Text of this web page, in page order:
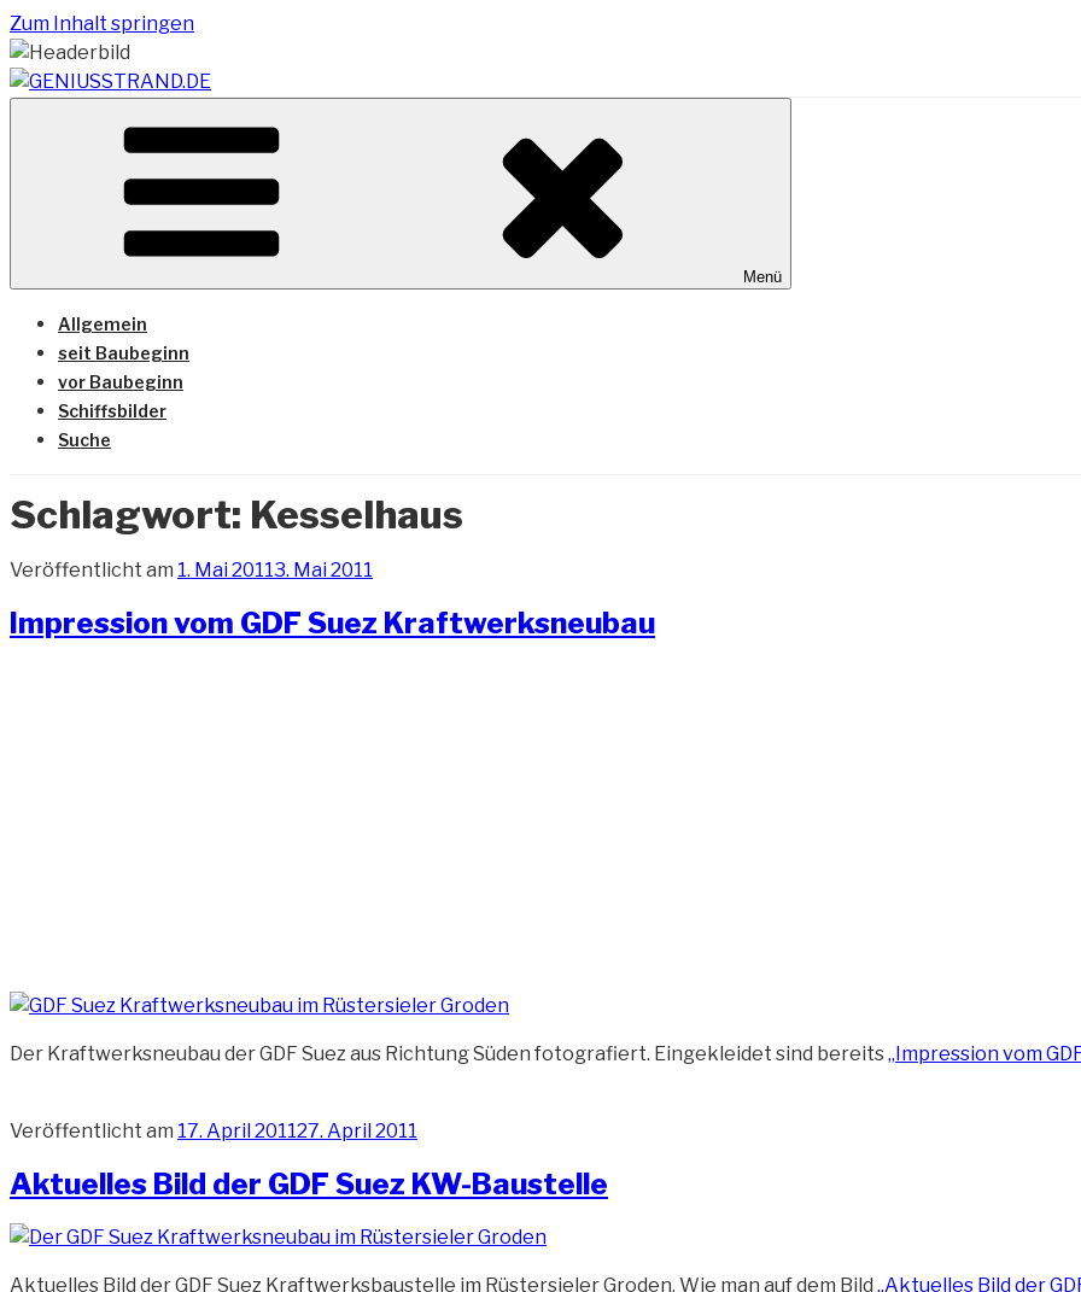
Zum Inhalt springen
GENIUSSTRAND.DE
Vom Geniusstrand zum JadeWeserPort/Container Terminal Wilhelmshaven
Menü
Allgemein
seit Baubeginn
vor Baubeginn
Schiffsbilder
Suche
Schlagwort: Kesselhaus
Veröffentlicht am 1. Mai 20113. Mai 2011
Impression vom GDF Suez Kraftwerksneubau
Der Kraftwerksneubau der GDF Suez aus Richtung Süden fotografiert. Eingekleidet sind bereits„Impression vom
Veröffentlicht am 17. April 201127. April 2011
Aktuelles Bild der GDF Suez KW-Baustelle
Aktuelles Bild der GDF Suez Kraftwerksbaustelle im Rüstersieler Groden. Wie man auf dem Bild „Aktuelles Bild der